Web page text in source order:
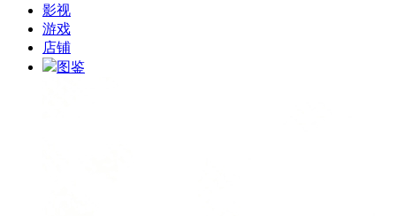
影视
游戏
店铺
图鉴